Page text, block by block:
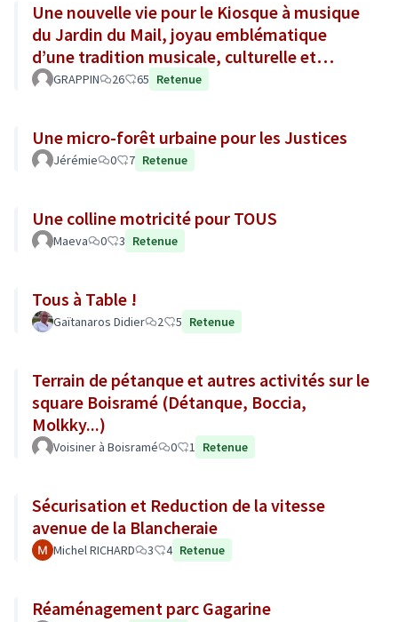
Une nouvelle vie pour le Kiosque à musique
du Jardin du Mail, joyau emblématique
d’une tradition musicale, culturelle et
sociale de la ville d’Angers.
GRAPPIN 26 65 Retenue
Une micro-forêt urbaine pour les Justices
Jérémie 0 7 Retenue
Une colline motricité pour TOUS
Maeva 0 3 Retenue
Tous à Table !
Gaïtanaros Didier 2 5 Retenue
Terrain de pétanque et autres activités sur le
square Boisramé (Détanque, Boccia,
Molkky...)
Voisiner à Boisramé 0 1 Retenue
Sécurisation et Reduction de la vitesse
avenue de la Blancheraie
Michel RICHARD 3 4 Retenue
Réaménagement parc Gagarine